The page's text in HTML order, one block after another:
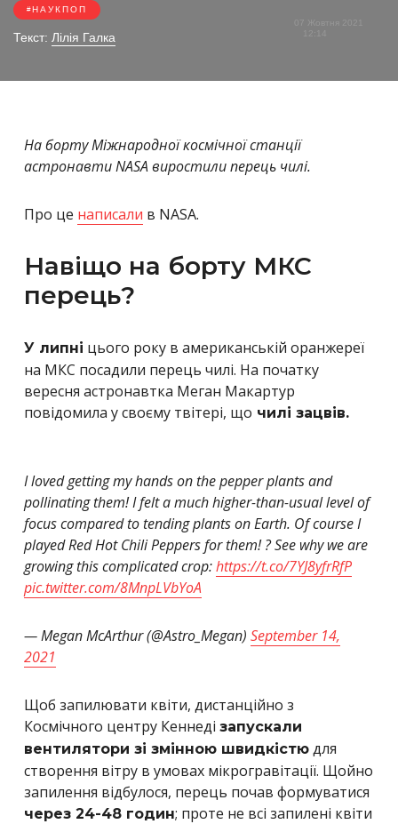
НАУКПОП
Текст: Лілія Галка
07 Жовтня 2021
На борту Міжнародної космічної станції
астронавти NASA виростили перець чилі.
Про це написали в NASA.
Навіщо на борту МКС
перець?
У липні цього року в американській оранжереї
на МКС посадили перець чилі. На початку
вересня астронавтка Меган Макартур
повідомила у своєму твітері, що чилі зацвів.
I loved getting my hands on the pepper plants and
pollinating them! I felt a much higher-than-usual level of
focus compared to tending plants on Earth. Of course I
played Red Hot Chili Peppers for them! ? See why we are
growing this complicated crop:https://t.co/7YJ8yfrRfP
pic.twitter.com/8MnpLVbYoA
— Megan McArthur (@Astro_Megan) September 14,
2021
Щоб запилювати квіти, дистанційно з
Космічного центру Кеннеді запускали
вентилятори зі змінною швидкістю для
створення вітру в умовах мікрогравітації. Щойно
запилення відбулося, перець почав формуватися
через 24-48 годин; проте не всі запилені квіти